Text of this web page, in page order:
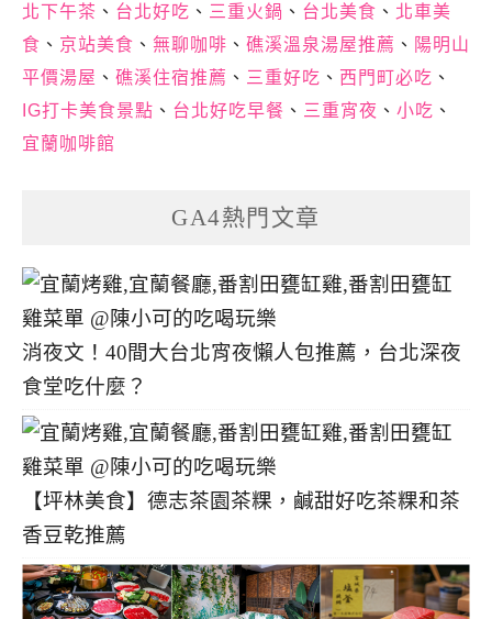
北下午茶 、 台北好吃 、 三重火鍋 、 台北美食 、 北車美
食 、 京站美食 、 無聊咖啡 、 礁溪溫泉湯屋推薦 、 陽明山
平價湯屋 、 礁溪住宿推薦 、 三重好吃 、 西門町必吃 、
IG打卡美食景點 、 台北好吃早餐 、 三重宵夜 、 小吃 、
宜蘭咖啡館
GA4熱門文章
消夜文！40間大台北宵夜懶人包推薦，台北深夜
食堂吃什麼？
【坪林美食】德志茶園茶粿，鹹甜好吃茶粿和茶
香豆乾推薦